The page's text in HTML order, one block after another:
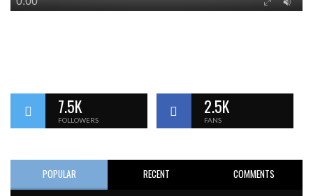
7.5K
FOLLOWERS
2.5K
FANS
POPULAR RECENT COMMENTS